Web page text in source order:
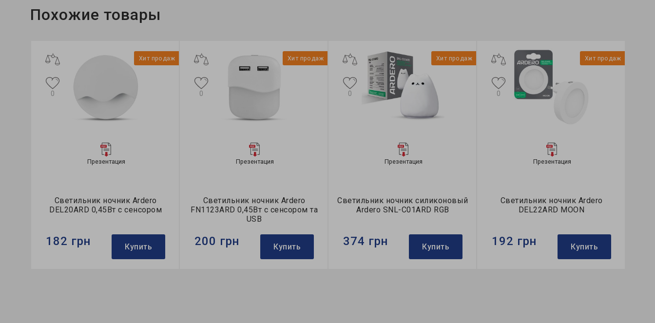
Похожие товары
Хит продаж
Презентация
Светильник ночник Ardero
DEL20ARD 0,45Вт с сенсором
0
182 грн Купить
Хит продаж
Презентация
Светильник ночник Ardero
FN1123ARD 0,45Вт с сенсором та
USB
0
200 грн Купить
Хит продаж
Презентация
Светильник ночник силиконовый
Ardero SNL-C01ARD RGB
0
374 грн Купить
Хит продаж
Презентация
Светильник ночник Ardero
DEL22ARD MOON
0
192 грн Купить